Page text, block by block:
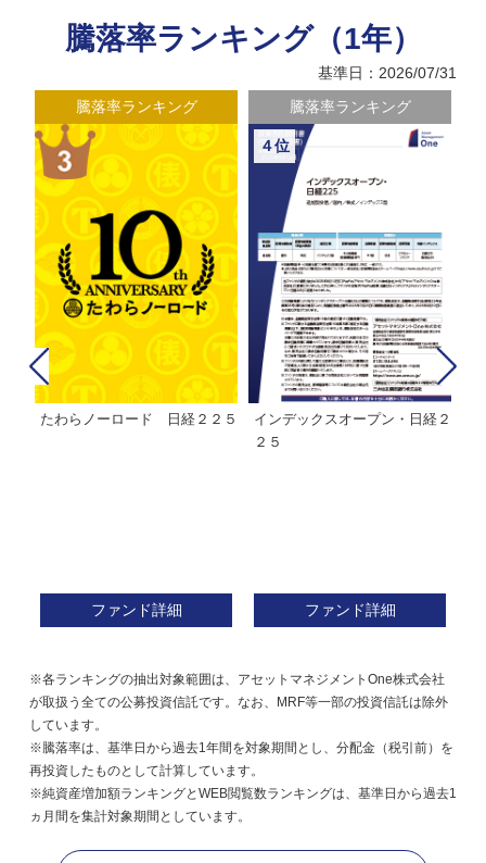
騰落率ランキング（1年）
基準日：2026/07/31
騰落率ランキング
たわらノーロード 日経２２５
ファンド詳細
騰落率ランキング
４位
インデックスオープン・日経２
２５
ファンド詳細
※各ランキングの抽出対象範囲は、アセットマネジメントOne株式会社
が取扱う全ての公募投資信託です。なお、MRF等一部の投資信託は除外
しています。
※騰落率は、基準日から過去1年間を対象期間とし、分配金（税引前）を
再投資したものとして計算しています。
※純資産増加額ランキングとWEB閲覧数ランキングは、基準日から過去1
ヵ月間を集計対象期間としています。